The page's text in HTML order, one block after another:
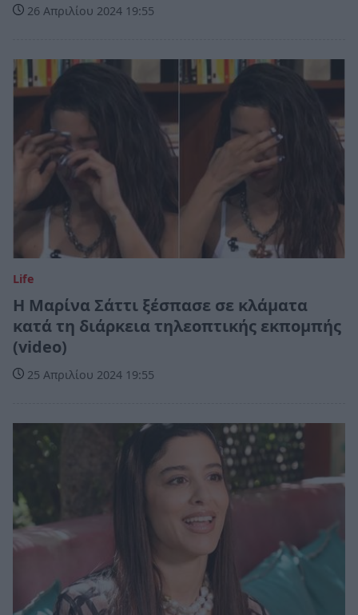
26 Απριλίου 2024 19:55
Life
Η Μαρίνα Σάττι ξέσπασε σε κλάματα
κατά τη διάρκεια τηλεοπτικής εκπομπής
(video)
25 Απριλίου 2024 19:55